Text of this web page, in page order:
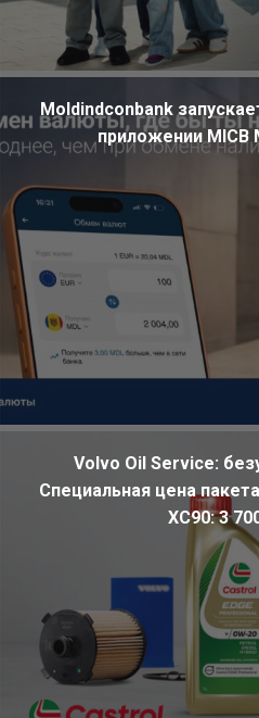
Moldindconbank
приложении MICB
Volvo Oil Service:
Специальная цена
XC90: 3